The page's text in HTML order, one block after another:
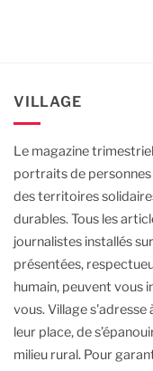
VILLAGE
Le magazine trimestriel
portraits de
des territoires
durables.Tous les
journalistes installés
présentées,
humain, peuvent vous
vous.Village s'adresse
leur place, de
milieu rural. Pour